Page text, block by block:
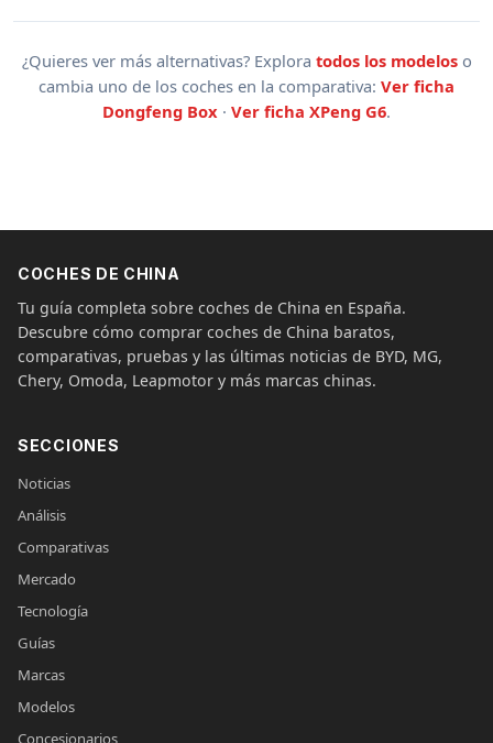
¿Quieres ver más alternativas? Explora todos los modeloso
cambia uno de los coches en la comparativa: Ver ficha
Dongfeng Box · Ver ficha XPeng G6.
COCHES DE CHINA
Tu guía completa sobre coches de China en España.
Descubre cómo comprar coches de China baratos,
comparativas, pruebas y las últimas noticias de BYD, MG,
Chery, Omoda, Leapmotor y más marcas chinas.
SECCIONES
Noticias
Análisis
Comparativas
Mercado
Tecnología
Guías
Marcas
Modelos
Concesionarios